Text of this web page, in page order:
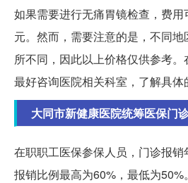
如果需要进行无痛胃镜检查，费
元。然而，需要注意的是，不同
所不同，因此以上价格仅供参考。
最好咨询医院相关科室，了解具体
大同市新健康医院统筹医保门
在职职工医保参保人员，门诊报销
报销比例最高为60%，最低为